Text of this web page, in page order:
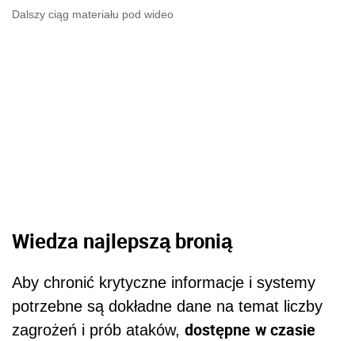
Dalszy ciąg materiału pod wideo
Wiedza najlepszą bronią
Aby chronić krytyczne informacje i systemy
potrzebne są dokładne dane na temat liczby
zagrożeń i prób ataków, dostępne w czasie